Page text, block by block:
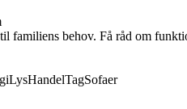
familiens behov. Få råd om
LysHandelTagSofaer